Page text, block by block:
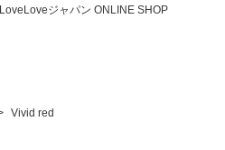
LoveLoveジャパン ONLINE SHOP
Vivid red